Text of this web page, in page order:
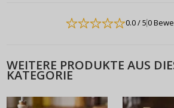
0.0/ 50
WEITERE PRODUKTE AUS
KATEGORIE